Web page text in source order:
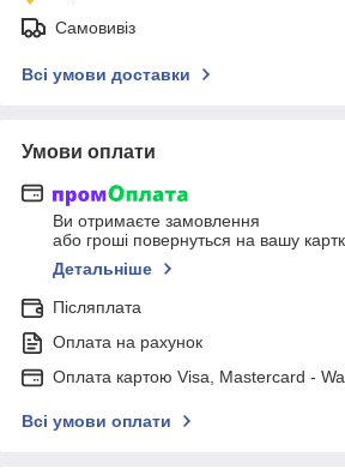
Самовивіз
Всі умови доставки
Умови оплати
Ви отримаєте замовлення
або гроші повернуться на вашу
Детальніше
Післяплата
Оплата на рахунок
Оплата картою Visa, Mastercard -
Всі умови оплати